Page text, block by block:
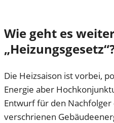
Wie geht es
Die Heizsaison ist vorbei,
Energie aber
Entwurf für den Nachfolger
verschrienen